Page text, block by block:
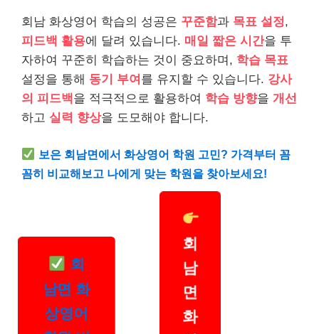
회남 화상영어 학습의 성공은 꾸준함과 목표 설정,
피드백 활용에 달려 있습니다. 매일 짧은 시간을 투
자하여 꾸준히 학습하는 것이 중요하며, 학습 목표
설정을 통해 동기 부여 를 유지할 수 있습니다. 강사
의 피드백을 적극적으로 활용하여 학습 방향을 개선
하고 실력 향상을 도모해야 합니다.
보은 회남면에서 화상영어 학원 고민? 가격부터 꼼
꼼히 비교해보고 나에게 맞는 학원을 찾아보세요!
회
남면 화
상영어
회
남
면
화